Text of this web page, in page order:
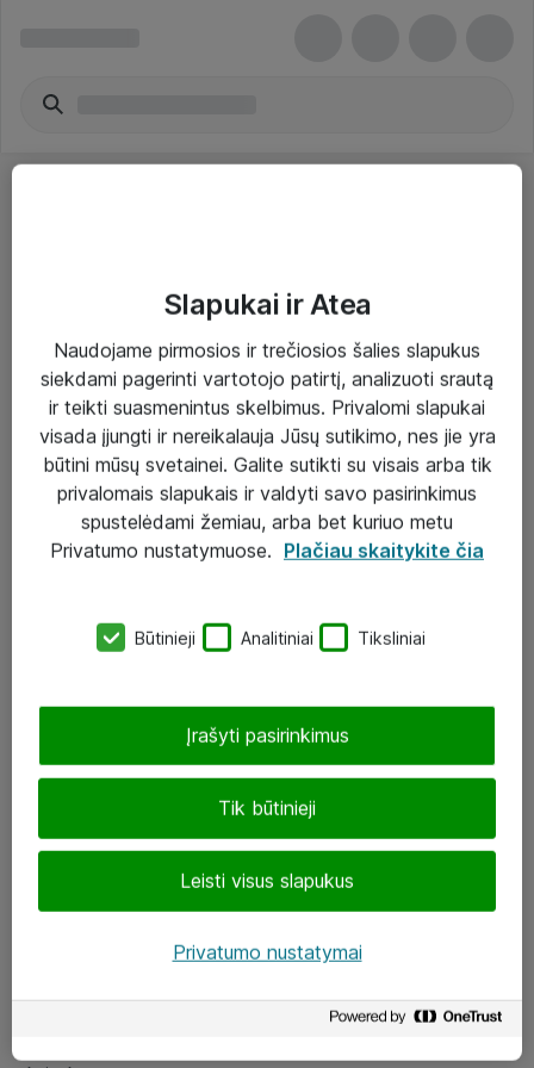
Paslaugos
Sprendimai
Įgyvendinti projektai
Atea ekspertų patarimai verslui
eShop@atea.lt
LinkedIn
Slapukai ir Atea
Naudojame pirmosios ir trečiosios šalies slapukus
siekdami pagerinti vartotojo patirtį, analizuoti srautą
ir teikti suasmenintus skelbimus. Privalomi slapukai
visada įjungti ir nereikalauja Jūsų sutikimo, nes jie yra
būtini mūsų svetainei. Galite sutikti su visais arba tik
privalomais slapukais ir valdyti savo pasirinkimus
spustelėdami žemiau, arba bet kuriuo metu
Privatumo nustatymuose. Plačiau skaitykite čia
Būtinieji Analitiniai Tiksliniai
Tik būtinieji
Leisti visus slapukus
Įrašyti pasirinkimus
Privatumo nustatymai